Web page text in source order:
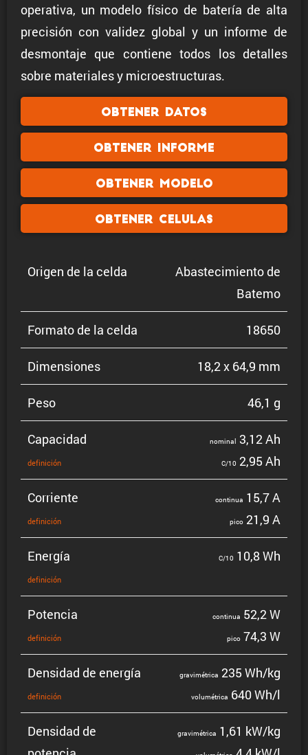
operativa, un modelo físico de batería de alta
precisión con validez global y un informe de
desmontaje que contiene todos los detalles
sobre materiales y microestructuras.
Obtener datos
Obtener informe
Obtener modelo
Obtener celulas
Origen de la celda
Abaste­ci­miento de
Batemo
Formato de la celda 18650
Dimen­siones 18,2 x 64,9 mm
Peso 46,1 g
Capacidad
defini­ción
nominal 3,12 Ah
C/10 2,95 Ah
Corriente
defini­ción
continua 15,7 A
pico 21,9 A
Energía
defini­ción
C/10 10,8 Wh
Potencia
defini­ción
continua 52,2 W
pico 74,3 W
Densidad de energía
defini­ción
gravi­mé­trica 235 Wh/kg
volumé­trica 640 Wh/l
Densidad de
gravi­mé­trica 1,61 kW/kg